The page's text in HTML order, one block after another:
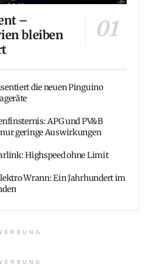
–
bleiben
die neuen Pinguino
APG und PV&B
geringe Auswirkungen
Highspeed ohne Limit
Wrann: Ein Jahrhundert im